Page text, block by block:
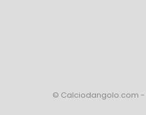
© Calciodangolo.com -